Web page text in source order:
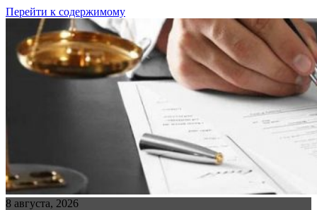
Перейти к содержимому
8 августа, 2026